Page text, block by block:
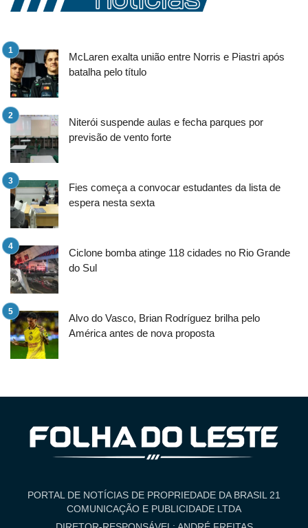
McLaren exalta união entre Norris e Piastri após
batalha pelo título
Niterói suspende aulas e fecha parques por
previsão de vento forte
Fies começa a convocar estudantes da lista de
espera nesta sexta
Ciclone bomba atinge 118 cidades no Rio Grande
do Sul
Alvo do Vasco, Brian Rodríguez brilha pelo
América antes de nova proposta
PORTAL DE NOTÍCIAS DE PROPRIEDADE DA BRASIL 21
COMUNICAÇÃO E PUBLICIDADE LTDA